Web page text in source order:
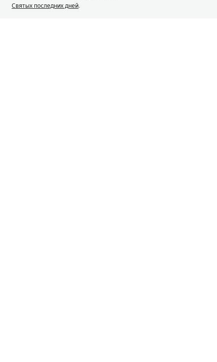
Святых последних дней.